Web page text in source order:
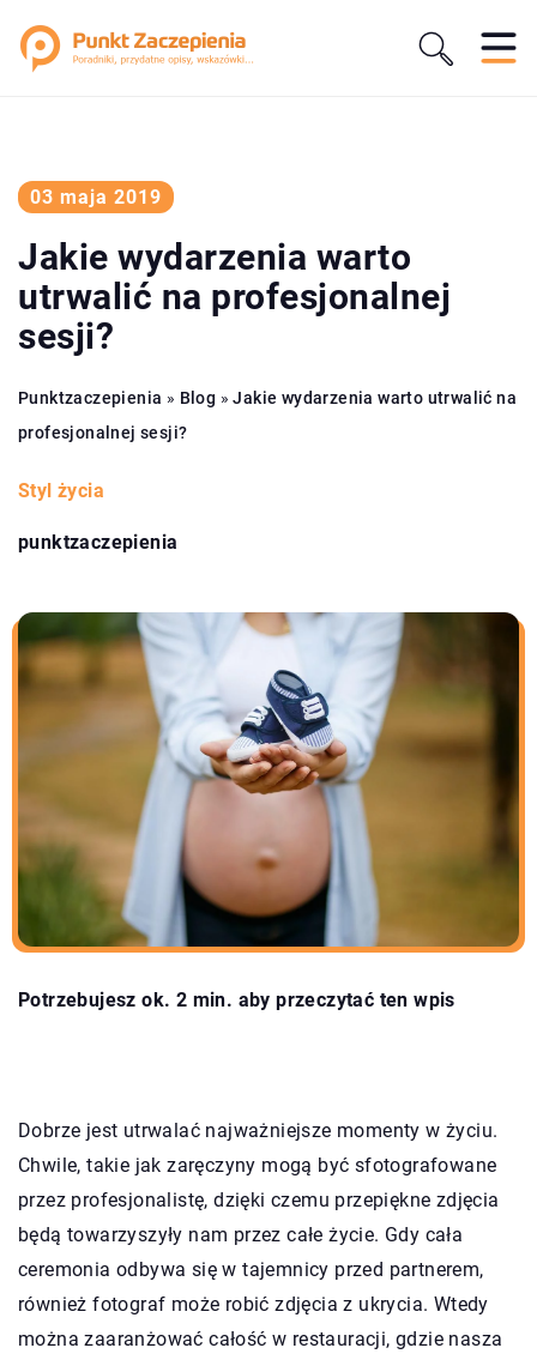
03 maja 2019
Jakie wydarzenia warto
utrwalić na profesjonalnej
sesji?
Punktzaczepienia » Blog »Jakie wydarzenia warto utrwalić na
profesjonalnej sesji?
Styl życia
punktzaczepienia
Potrzebujesz ok. 2 min. aby przeczytać ten wpis
Dobrze jest utrwalać najważniejsze momenty w życiu.
Chwile, takie jak zaręczyny mogą być sfotografowane
przez profesjonalistę, dzięki czemu przepiękne zdjęcia
będą towarzyszyły nam przez całe życie. Gdy cała
ceremonia odbywa się w tajemnicy przed partnerem,
również fotograf może robić zdjęcia z ukrycia. Wtedy
można zaaranżować całość w restauracji, gdzie nasza